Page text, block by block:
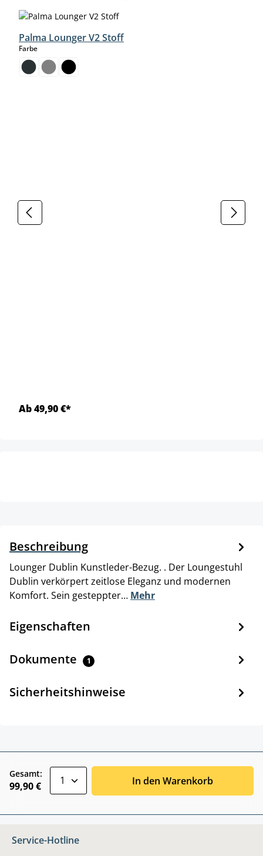
Palma Lounger V2 Stoff
Farbeauswählen
Ab 49,90 €*
Beschreibung
Lounger Dublin Kunstleder-Bezug. . Der Loungestuhl
Dublin verkörpert zeitlose Eleganz und modernen
Komfort. Sein gesteppter… Mehr
Eigenschaften
Dokumente 1
Sicherheitshinweise
Gesamt:
99,90 € In den Warenkorb
Service-Hotline